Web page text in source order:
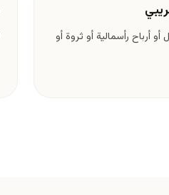
أرباح رأسمالية أو ثروة أو